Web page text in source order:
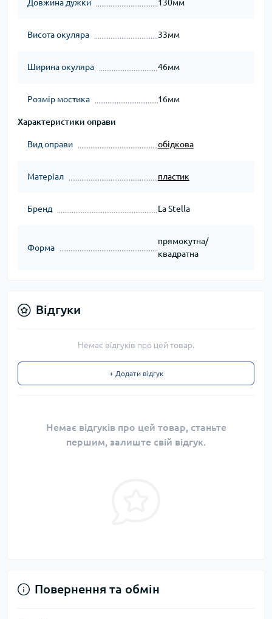
Довжина дужки 130мм
Висота окуляра 33мм
Ширина окуляра 46мм
Розмір мостика 16мм
Характеристики оправи
Вид оправи обідкова
Матеріал пластик
Бренд La Stella
Форма
прямокутна/
квадратна
Відгуки
Немає відгуків про цей товар.
+ Додати відгук
Немає відгуків про цей товар, станьте
першим, залиште свій відгук.
Повернення та обмін